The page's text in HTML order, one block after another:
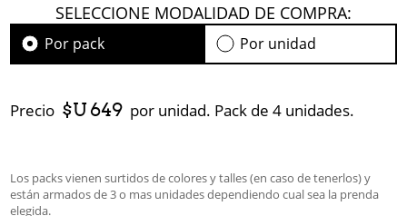
SELECCIONE MODALIDAD DE COMPRA:
Por pack Por unidad
Precio $U 649 por unidad. Pack de 4 unidades.
Los packs vienen surtidos de colores y talles (en caso de tenerlos) y
están armados de 3 o mas unidades dependiendo cual sea la prenda
elegida.